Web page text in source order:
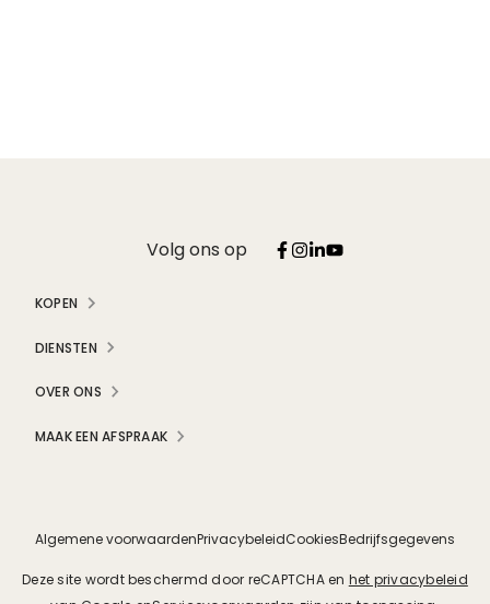
Volg ons op
KOPEN
DIENSTEN
OVER ONS
MAAK EEN AFSPRAAK
Algemene voorwaardenPrivacybeleidCookiesBedrijfsgegevens
Deze site wordt beschermd door reCAPTCHA en het privacybeleid